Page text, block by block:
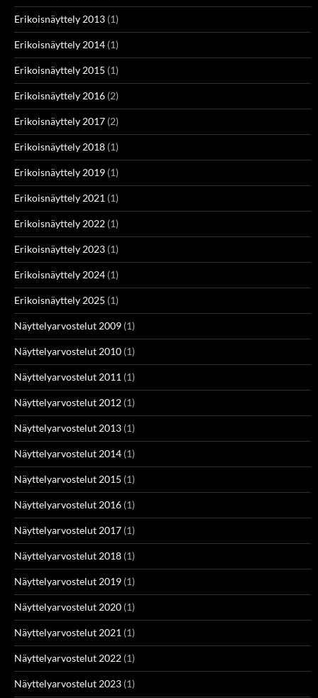
Erikoisnäyttely 2013 (1)
Erikoisnäyttely 2014 (1)
Erikoisnäyttely 2015 (1)
Erikoisnäyttely 2016 (2)
Erikoisnäyttely 2017 (2)
Erikoisnäyttely 2018 (1)
Erikoisnäyttely 2019 (1)
Erikoisnäyttely 2021 (1)
Erikoisnäyttely 2022 (1)
Erikoisnäyttely 2023 (1)
Erikoisnäyttely 2024 (1)
Erikoisnäyttely 2025 (1)
Näyttelyarvostelut 2009 (1)
Näyttelyarvostelut 2010 (1)
Näyttelyarvostelut 2011 (1)
Näyttelyarvostelut 2012 (1)
Näyttelyarvostelut 2013 (1)
Näyttelyarvostelut 2014 (1)
Näyttelyarvostelut 2015 (1)
Näyttelyarvostelut 2016 (1)
Näyttelyarvostelut 2017 (1)
Näyttelyarvostelut 2018 (1)
Näyttelyarvostelut 2019 (1)
Näyttelyarvostelut 2020 (1)
Näyttelyarvostelut 2021 (1)
Näyttelyarvostelut 2022 (1)
Näyttelyarvostelut 2023 (1)